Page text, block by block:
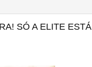
SÓ A ELITE ESTÁ